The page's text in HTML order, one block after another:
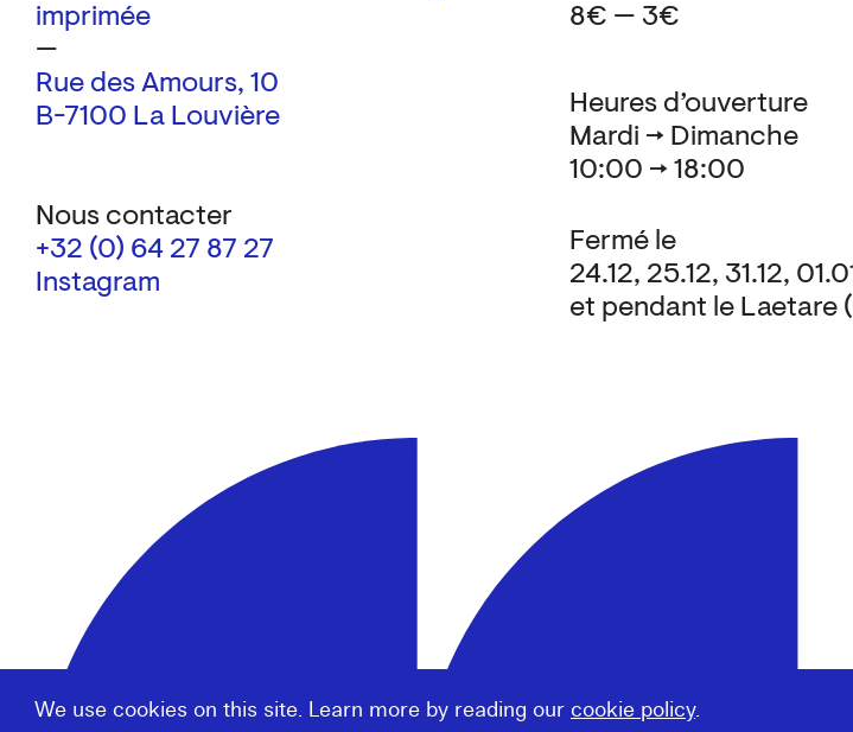
We use cookies on this site. Learn more by reading our cookie policy.
imprimée
—
Rue des Amours, 10
B-7100 La Louvière
Nous contacter
+32 (0) 64 27 87 27
Instagram
Heures d’ouverture
Mardi → Dimanche
10:00 → 18:00
Fermé le
24.12, 25.12, 31.12,
et pendant le Laetare
8€ — 3€